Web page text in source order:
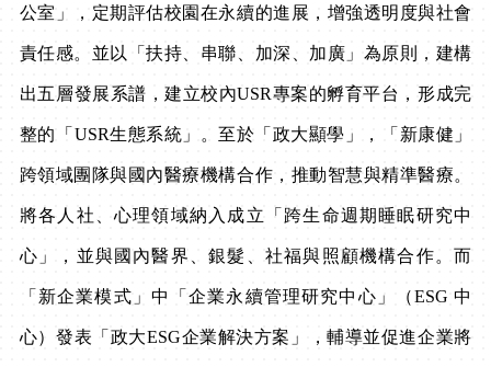
公室」，定期評估校園在永續的進展，增強透明度與社會
責任感。並以「扶持、串聯、加深、加廣」為原則，建構
出五層發展系譜，建立校內USR專案的孵育平台，形成完
整的「 USR生態系統」。至於「政大顯學」，「新康健」
跨領域團隊與國內醫療機構合作，推動智慧與精準醫療。
將各人社、心理領域納入成立「跨生命週期睡眠研究中
心」，並與國內醫界、銀髮、社福與照顧機構合作。而
「新企業模式」中「企業永續管理研究中心」（ESG中
心）發表「政大ESG企業解決方案」，輔導並促進企業將